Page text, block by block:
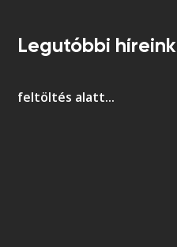
Legutóbbi híreink
feltöltés alatt...